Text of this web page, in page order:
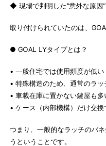
◆ 現場で判明した“意外な原因”
取り付けられていたのは、
● GOAL LYタイプとは？
• 一般住宅では使用頻度が低い
• 特殊構造のため、通常のラ
• 車載在庫に置かない鍵屋も多
• ケース（内部機構）だけ交
つまり、一般的なラッチのバ
うということです。